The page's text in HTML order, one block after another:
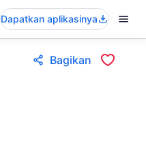
Dapatkan aplikasinya
Bagikan